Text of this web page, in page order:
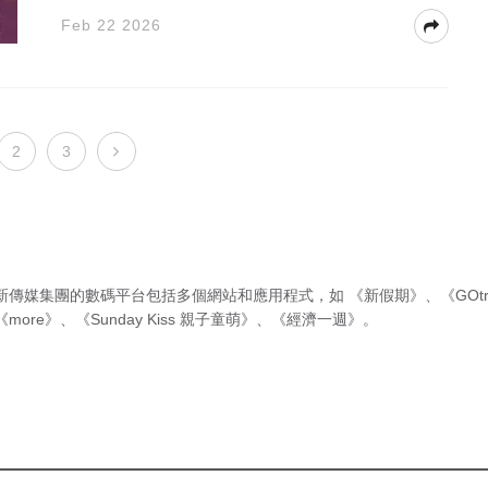
Feb 22 2026
2 3
傳媒集團的數碼平台包括多個網站和應用程式，如 《新假期》 、
《
more》 、 《Sunday Kiss 親子童萌》 、 《經濟一週》 。